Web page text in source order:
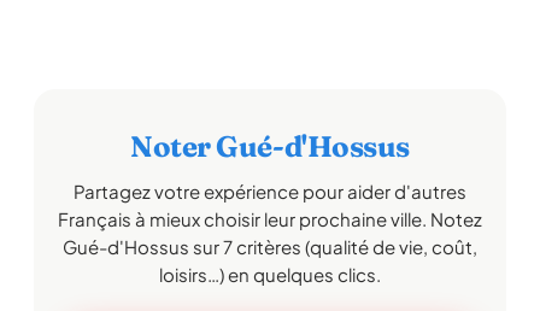
Noter Gué-d'Hossus
Partagez votre expérience pour aider d'autres
Français à mieux choisir leur prochaine ville. Notez
Gué-d'Hossus sur 7 critères (qualité de vie, coût,
loisirs…) en quelques clics.